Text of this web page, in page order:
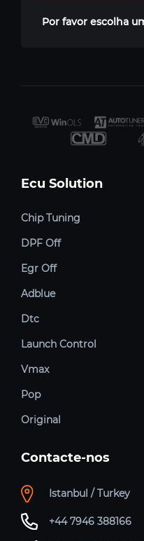
Por favor escolha
Ecu Solution
Chip Tuning
DPF Off
Egr Off
Adblue
Dtc
Launch Control
Vmax
Pop
Original
Contacte-nos
Istanbul / Turkey
+44 7946 388166